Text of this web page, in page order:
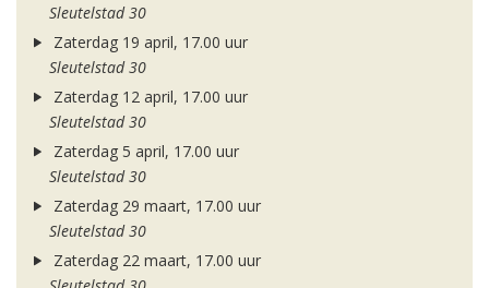
Sleutelstad 30
Zaterdag 19 april, 17.00 uur
Sleutelstad 30
Zaterdag 12 april, 17.00 uur
Sleutelstad 30
Zaterdag 5 april, 17.00 uur
Sleutelstad 30
Zaterdag 29 maart, 17.00 uur
Sleutelstad 30
Zaterdag 22 maart, 17.00 uur